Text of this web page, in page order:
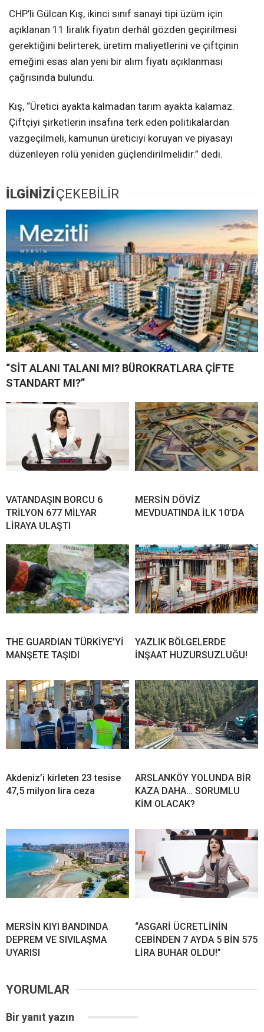
CHP’li Gülcan Kış, ikinci sınıf sanayi tipi üzüm için
açıklanan 11 liralık fiyatın derhâl gözden geçirilmesi
gerektiğini belirterek, üretim maliyetlerini ve çiftçinin
emeğini esas alan yeni bir alım fiyatı açıklanması
çağrısında bulundu.
Kış, “Üretici ayakta kalmadan tarım ayakta kalamaz.
Çiftçiyi şirketlerin insafına terk eden politikalardan
vazgeçilmeli, kamunun üreticiyi koruyan ve piyasayı
düzenleyen rolü yeniden güçlendirilmelidir.” dedi.
İLGİNİZİÇEKEBİLİR
“SİT ALANI TALANI MI? BÜROKRATLARA ÇİFTE
STANDART MI?”
VATANDAŞIN BORCU 6
TRİLYON 677 MİLYAR
LİRAYA ULAŞTI
MERSİN DÖVİZ
MEVDUATINDA İLK 10’DA
THE GUARDIAN TÜRKİYE’Yİ
MANŞETE TAŞIDI
YAZLIK BÖLGELERDE
İNŞAAT HUZURSUZLUĞU!
Akdeniz’i kirleten 23 tesise
47,5 milyon lira ceza
ARSLANKÖY YOLUNDA BİR
KAZA DAHA… SORUMLU
KİM OLACAK?
MERSİN KIYI BANDINDA
DEPREM VE SIVILAŞMA
UYARISI
“ASGARİ ÜCRETLİNİN
CEBİNDEN 7 AYDA 5 BİN 575
LİRA BUHAR OLDU!”
YORUMLAR
Bir yanıt yazın